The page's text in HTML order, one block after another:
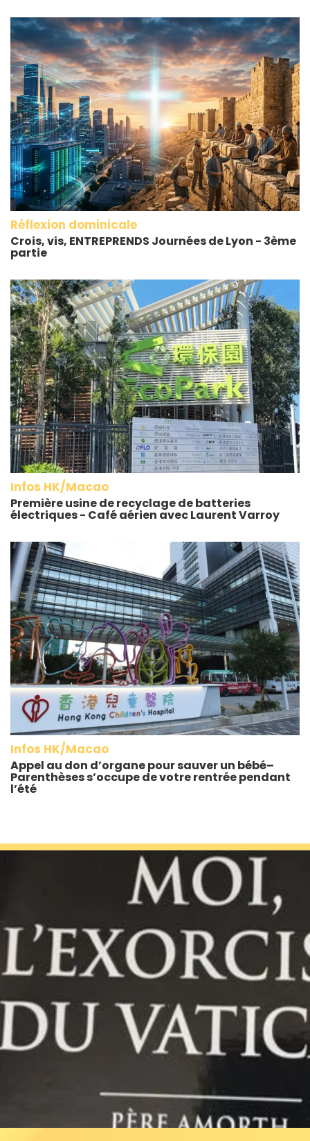
Réflexion dominicale
Crois, vis, ENTREPRENDS Journées de Lyon - 3ème
partie
Infos HK/Macao
Première usine de recyclage de batteries
électriques - Café aérien avec Laurent Varroy
Infos HK/Macao
Appel au don d’organe pour sauver un bébé–
Parenthèses s’occupe de votre rentrée pendant
l’été